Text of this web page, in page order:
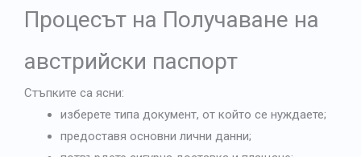
Процесът на Получаване на
австрийски паспорт
Стъпките са ясни:
изберете типа документ, от който се нуждаете;
предоставя основни лични данни;